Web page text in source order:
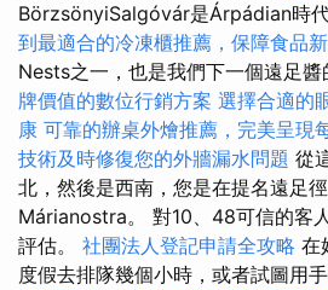
BörzsönyiSalgóvár是Árpádian時
到最適合的冷凍櫃推薦，保障食品
Nests之一，也是我們下一個遠足醬
牌價值的數位行銷方案 選擇合適的
康 可靠的辦桌外燴推薦，完美呈現
技術及時修復您的外牆漏水問題 從
北，然後是西南，您是在提名遠足
Márianostra。 對10、48可信的客
評估。 社團法人登記申請全攻略 在
度假去排隊幾個小時，或者試圖用